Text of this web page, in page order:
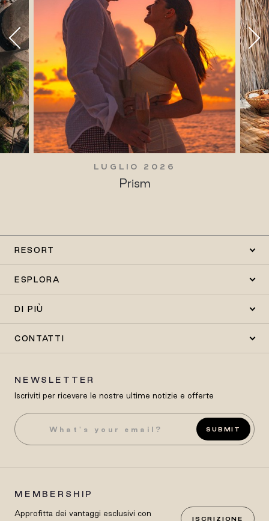
LUGLIO 2026
Prism
RESORT
ESPLORA
DI PIÙ
CONTATTI
NEWSLETTER
Iscriviti per ricevere le nostre ultime notizie e offerte
SUBMIT
MEMBERSHIP
Approfitta dei vantaggi esclusivi con
ISCRIZIONE